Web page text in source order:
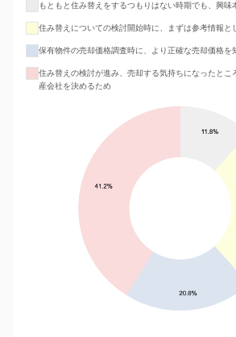
もともと住み替えをするつもりはない時期でも、興味
住み替えについての検討開始時に、まずは参考情報と
保有物件の売却価格調査時に、より正確な売却価格を
住み替えの検討が進み、売却する気持ちになったとこ
産会社を決めるため